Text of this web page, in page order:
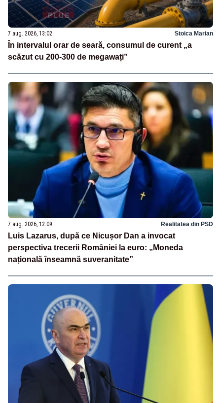
7 aug. 2026, 13:02 Stoica Marian
În intervalul orar de seară, consumul de curent „a
scăzut cu 200-300 de megawați”
7 aug. 2026, 12:09 Realitatea din PSD
Luis Lazarus, după ce Nicușor Dan a invocat
perspectiva trecerii României la euro: „Moneda
națională înseamnă suveranitate”